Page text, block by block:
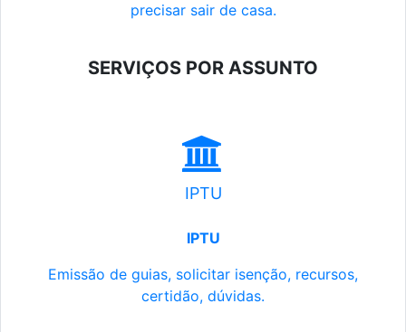
precisar sair de casa.
SERVIÇOS POR ASSUNTO
IPTU
IPTU
Emissão de guias, solicitar isenção, recursos,
certidão, dúvidas.